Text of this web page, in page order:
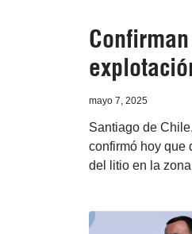
mayo 7, 2025
Santiago de
confirmó hoy que
del litio en la